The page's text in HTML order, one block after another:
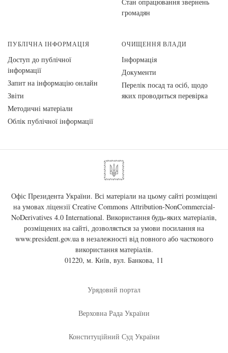
громадян
ПУБЛІЧНА ІНФОРМАЦІЯ
Доступ до публічної
інформації
Запит на інформацію онлайн
Звіти
Методичні матеріали
Облік публічної інформації
ОЧИЩЕННЯ ВЛАДИ
Інформація
Документи
Перелік посад та осіб, щодо
яких проводиться перевірка
Офіс Президента України. Всі матеріали на цьому сайті розміщені
на умовах ліцензії Creative Commons Attribution-NonCommercial-
NoDerivatives 4.0 International. Використання будь-яких матеріалів,
розміщених на сайті, дозволяється за умови посилання на
www.president.gov.uaв незалежності від повного або часткового
використання матеріалів.
01220, м. Київ, вул. Банкова, 11
Урядовий портал
Верховна Рада України
Конституційний Суд України